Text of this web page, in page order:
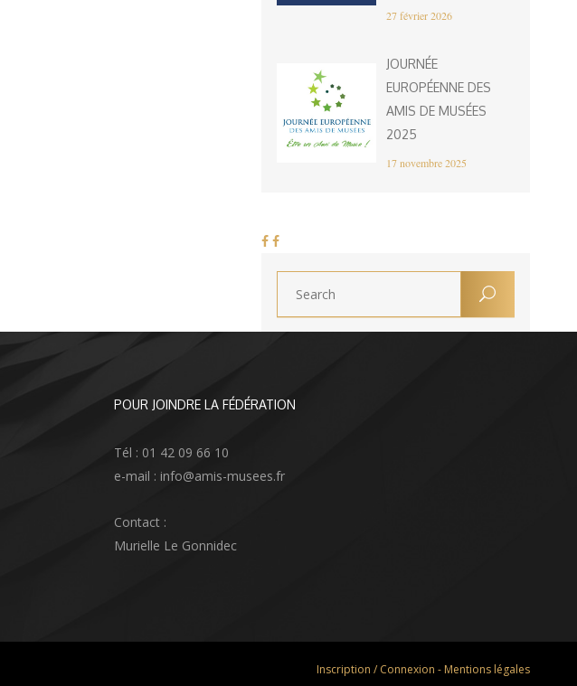
27 février 2026
JOURNÉE
EUROPÉENNE DES
AMIS DE MUSÉES
2025
17 novembre 2025
POUR JOINDRE LA FÉDÉRATION
Tél : 01 42 09 66 10
e-mail : info@amis-musees.fr
Contact :
Murielle Le Gonnidec
Inscription / Connexion - Mentions légales